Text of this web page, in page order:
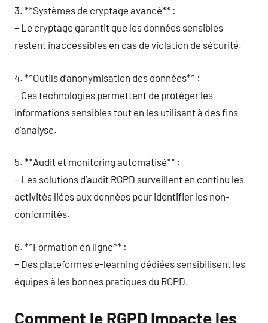
3. **Systèmes de cryptage avancé** :
– Le cryptage garantit que les données sensibles
restent inaccessibles en cas de violation de sécurité.
4. **Outils d’anonymisation des données** :
– Ces technologies permettent de protéger les
informations sensibles tout en les utilisant à des fins
d’analyse.
5. **Audit et monitoring automatisé** :
– Les solutions d’audit RGPD surveillent en continu les
activités liées aux données pour identifier les non-
conformités.
6. **Formation en ligne** :
– Des plateformes e-learning dédiées sensibilisent les
équipes à les bonnes pratiques du RGPD.
Comment le RGPD Impacte les